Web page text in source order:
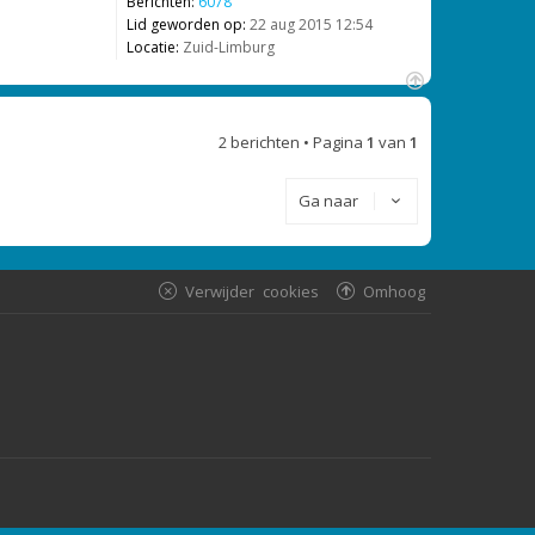
Lid geworden op: 22 aug 2015 12:54
Locatie: Zuid-Limburg
O
2 berichten • Pagina 1 van 1
Ga naar
Omhoog
Verwijder cookies